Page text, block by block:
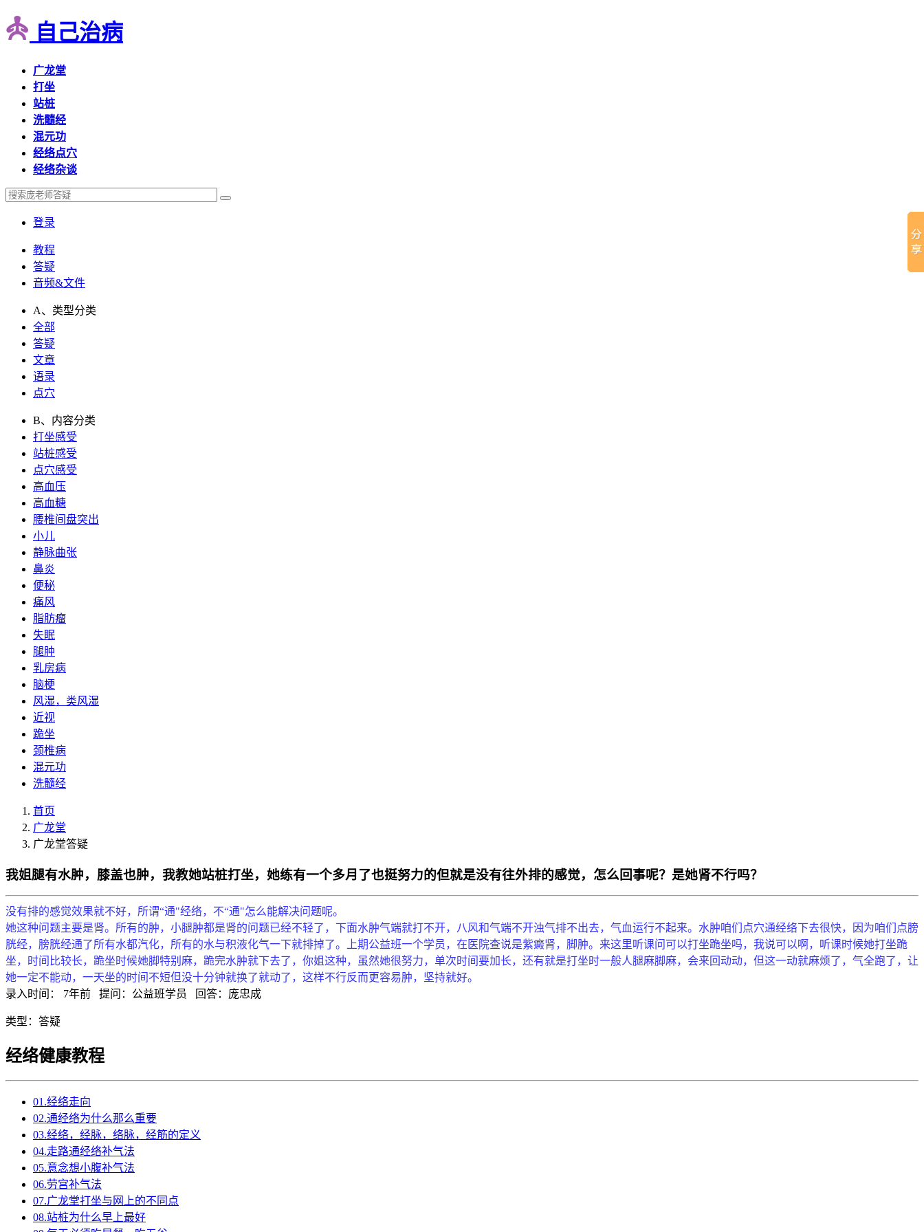
自己治病
广龙堂
打坐
站桩
洗髓经
混元功
经络点穴
经络杂谈
登录
教程
答疑
音频&文件
A、类型分类
全部
答疑
文章
语录
点穴
B、内容分类
打坐感受
站桩感受
点穴感受
高血压
高血糖
腰椎间盘突出
小儿
静脉曲张
鼻炎
便秘
痛风
脂肪瘤
失眠
腿肿
乳房病
脑梗
风湿，类风湿
近视
跪坐
颈椎病
混元功
洗髓经
首页
广龙堂
广龙堂答疑
我姐腿有水肿，膝盖也肿，我教她站桩打坐，她练有一个多月了也挺努力的但就是没有往外排的感觉，怎么回事呢？是她肾不行吗？
没有排的感觉效果就不好，所谓“通"经络，不“通"怎么能解决问题呢。
她这种问题主要是肾。所有的肿，小腿肿都是肾的问题已经不轻了，下面水肿气端就打不开，八风和气端不开浊气排不出去，气血运行不起来。水肿咱们点穴通经络下去很快，因为咱们点膀
胱经，膀胱经通了所有水都汽化，所有的水与积液化气一下就排掉了。上期公益班一个学员，在医院查说是紫癜肾，脚肿。来这里听课问可以打坐跪坐吗，我说可以啊，听课时候她打坐跪
坐，时间比较长，跪坐时候她脚特别麻，跪完水肿就下去了，你姐这种，虽然她很努力，单次时间要加长，还有就是打坐时一般人腿麻脚麻，会来回动动，但这一动就麻烦了，气全跑了，让
她一定不能动，一天坐的时间不短但没十分钟就换了就动了，这样不行反而更容易肿，坚持就好。
录入时间：
7年前 提问： 公益班学员 回答： 庞忠成
类型： 答疑
经络健康教程
01.经络走向
02.通经络为什么那么重要
03.经络，经脉，络脉，经筋的定义
04.走路通经络补气法
05.意念想小腹补气法
06.劳宫补气法
07.广龙堂打坐与网上的不同点
08.站桩为什么早上最好